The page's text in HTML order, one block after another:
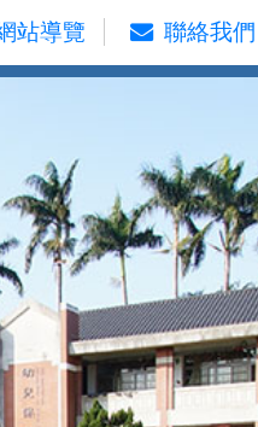
站導覽 聯絡我們